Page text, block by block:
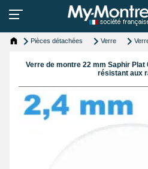
Pièces détachées Verre
Verre de montre 22 mm Saphir
résistant aux